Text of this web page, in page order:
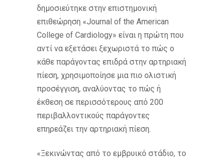
δημοσιεύτηκε στην επιστημονική
επιθεώρηση «Journal of the American
College of Cardiology» είναι η πρώτη που
αντί να εξετάσει ξεχωριστά το πώς ο
κάθε παράγοντας επιδρά στην αρτηριακή
πίεση, χρησιμοποίησε μια πιο ολιστική
προσέγγιση, αναλύοντας το πώς ή
έκθεση σε περισσότερους από 200
περιβαλλοντικούς παράγοντες
επηρεάζει την αρτηριακή πίεση.
«Ξεκινώντας από το εμβρυικό στάδιο, το